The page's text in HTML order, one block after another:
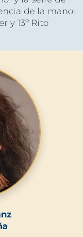
de la mano
y 13º Rito